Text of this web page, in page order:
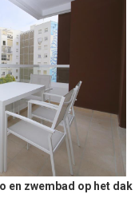
en zwembad op het dak